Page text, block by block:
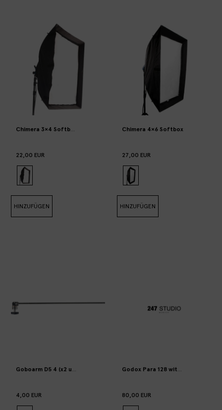
Chimera 3×4 Softbox (x2 units available)
22,00 EUR
HINZUFÜGEN
Chimera 4×6 Softbox
27,00 EUR
HINZUFÜGEN
Goboarm D5 4 (x2 units available)
4,00 EUR
Godox Para 128 with grid and
80,00 EUR